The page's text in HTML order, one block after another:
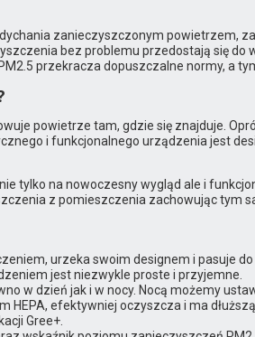
zanieczyszczonym powietrzem,
bez problemu przedostają się
przekracza dopuszczalne normy, a
powietrze tam, gdzie się znajduje.
i funkcjonalnego urządzenia jest
tylko na nowoczesny wygląd ale i
z pomieszczenia zachowując tym
urzeka swoim designem i pasuje
jest niezwykle proste i przyjemne.
w dzień jak i w nocy. Nocą możemy
efektywniej oczyszcza i ma
Gree+.